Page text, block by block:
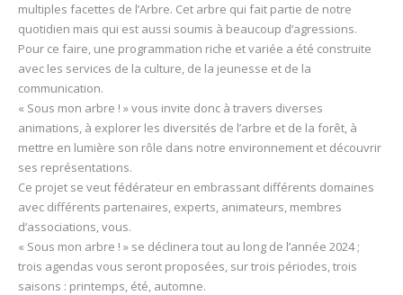
multiples facettes de l’Arbre. Cet arbre qui fait partie de notre
quotidien mais qui est aussi soumis à beaucoup d’agressions.
Pour ce faire, une programmation riche et variée a été construite
avec les services de la culture, de la jeunesse et de la
communication.
« Sous mon arbre ! » vous invite donc à travers diverses
animations, à explorer les diversités de l’arbre et de la forêt, à
mettre en lumière son rôle dans notre environnement et découvrir
ses représentations.
Ce projet se veut fédérateur en embrassant différents domaines
avec différents partenaires, experts, animateurs, membres
d’associations, vous.
« Sous mon arbre ! » se déclinera tout au long de l’année 2024 ;
trois agendas vous seront proposées, sur trois périodes, trois
saisons : printemps, été, automne.